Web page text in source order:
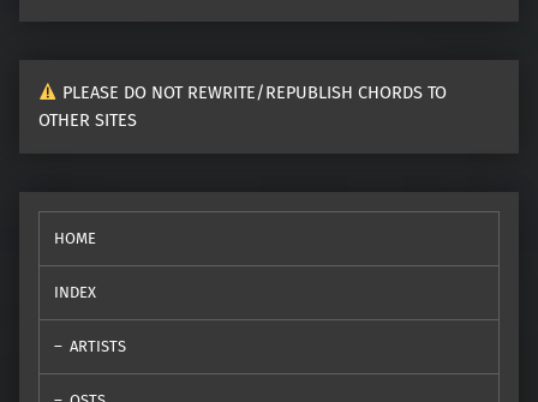
PLEASE DO NOT REWRITE/REPUBLISH CHORDS TO
OTHER SITES
HOME
INDEX
ARTISTS